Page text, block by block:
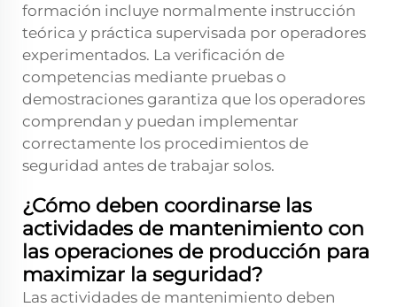
formación incluye normalmente instrucción
teórica y práctica supervisada por operadores
experimentados. La verificación de
competencias mediante pruebas o
demostraciones garantiza que los operadores
comprendan y puedan implementar
correctamente los procedimientos de
seguridad antes de trabajar solos.
¿Cómo deben coordinarse las
actividades de mantenimiento con
las operaciones de producción para
maximizar la seguridad?
Las actividades de mantenimiento deben